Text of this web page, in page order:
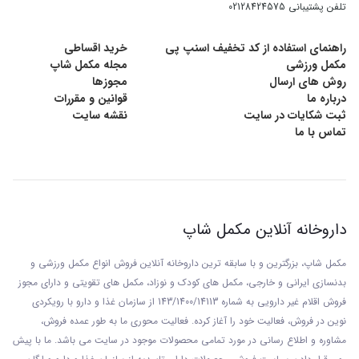
مغزی و شناختی
لیتر
تلفن پشتیبانی 02128424575
راهنمای استفاده از کد تخفیف اسنپ پی
خرید اقساطی
مکمل ورزشی
مجله مکمل شاپ
روش های ارسال
مجوزها
درباره ما
قوانین و مقررات
ثبت شکایات در سایت
نقشه سایت
تماس با ما
داروخانه آنلاین مکمل شاپ
مکمل شاپ، بزرگترین و با سابقه ترین داروخانه آنلاین فروش انواع مکمل ورزشی و
بدنسازی ایرانی و خارجی، مکمل های کودک و نوزاد، مکمل های تقویتی و دارای مجوز
فروش اقلام غیر دارویی به شماره 143/1400/14113 از
سازمان غذا و دارو با رويکردی
نوين در فروش، فعاليت خود را آغاز کرده. فعاليت محوری ما به طور عمده فروش،
مشاوره و اطلاع رسانی در مورد تمامی محصولات موجود در سایت می باشد. ما با پيش